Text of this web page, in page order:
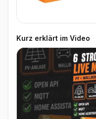
Kurz erklärt im Video